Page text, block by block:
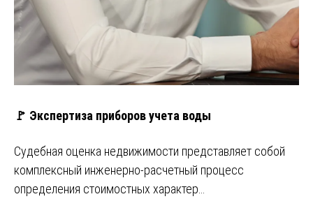
🚩 Экспертиза приборов учета воды
Судебная оценка недвижимости представляет собой
комплексный инженерно-расчетный процесс
определения стоимостных характер…